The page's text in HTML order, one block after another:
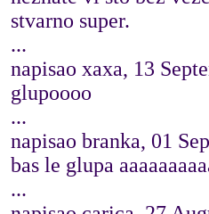
stvarno super.
...
napisao xaxa, 13
glupoooo
...
napisao branka, 01
bas le glupa
...